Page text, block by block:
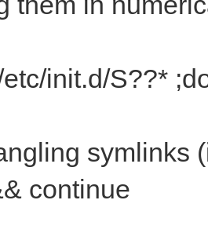
init.d/S??*
symlinks
continue